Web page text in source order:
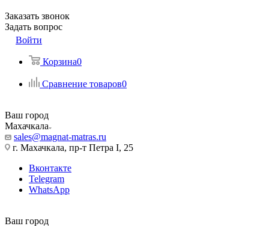
Заказать звонок
Задать вопрос
Войти
Корзина0
Сравнение товаров0
Ваш город
Махачкала
sales@magnat-matras.ru
г. Махачкала, пр-т Петра I, 25
Вконтакте
Telegram
WhatsApp
Ваш город